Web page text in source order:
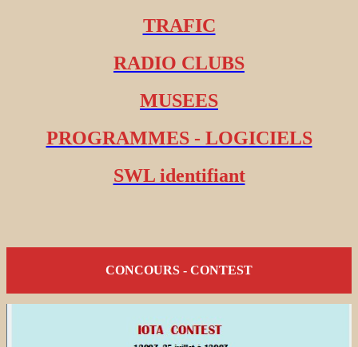
TRAFIC
RADIO CLUBS
MUSEES
PROGRAMMES - LOGICIELS
SWL identifiant
CONCOURS - CONTEST